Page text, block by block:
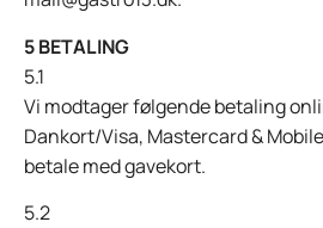
5 BETALING
5.1
Vi modtager følgende betaling
Dankort/Visa, Mastercard &
betale med gavekort.
5.2